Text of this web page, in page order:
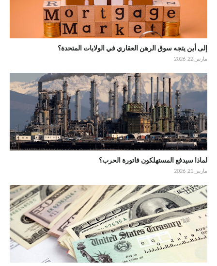
إلى أين يتجه سوق الرهن العقاري في الولايات المتحدة؟
مارس 22, 2026
لماذا سيدفع المستهلكون فاتورة الحرب؟
مارس 21, 2026